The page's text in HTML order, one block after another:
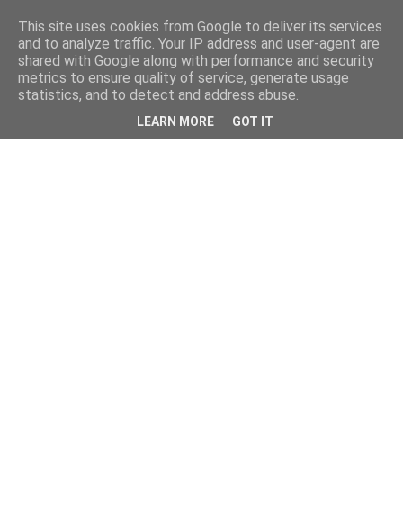
This site uses cookies from Google to deliver its services
and to analyze traffic. Your IP address and user-agent are
shared with Google along with performance and security
metrics to ensure quality of service, generate usage
statistics, and to detect and address abuse.
LEARN MORE GOT IT